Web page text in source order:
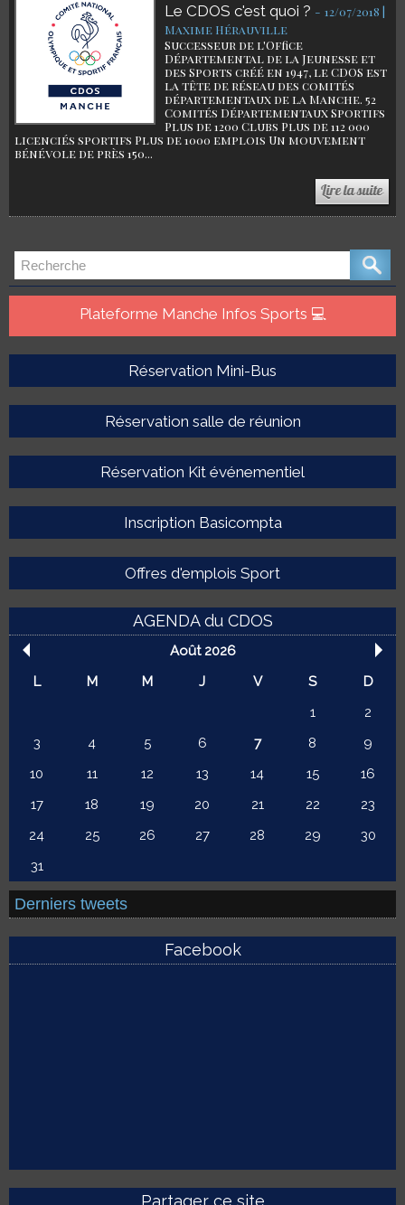
Le CDOS c'est quoi ? - 12/07/2018 |
Maxime Hérauville
Successeur de l'Office
Départemental de la Jeunesse et
des Sports créé en 1947, le CDOS est
la tête de réseau des comités
départementaux de la Manche. 52
Comités Départementaux Sportifs
Plus de 1200 Clubs Plus de 112 000
licenciés sportifs Plus de 1000 emplois Un mouvement
bénévole de près 150...
Plateforme Manche Infos Sports 💻
Réservation Mini-Bus
Réservation salle de réunion
Réservation Kit événementiel
Inscription Basicompta
Offres d'emplois Sport
AGENDA du CDOS
Août 2026
L
M M J V S
D
1
2
3
4 5 6 7 8
9
10
11 12 13 14 15
16
17
18 19 20 21 22
23
24
25 26 27 28 29
30
31
Derniers tweets
Facebook
Partager ce site